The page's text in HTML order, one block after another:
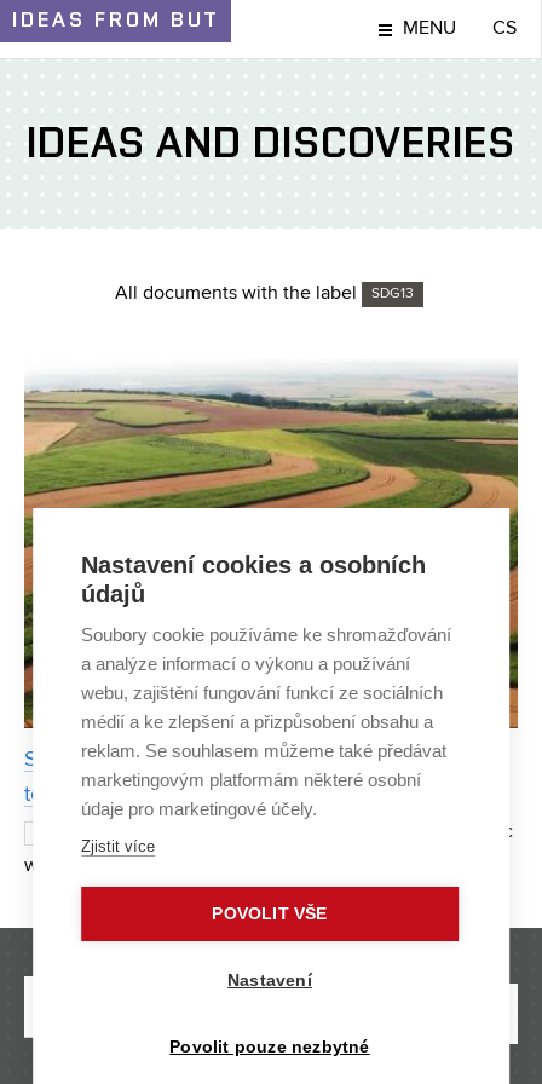
IDEAS FROM BUT MENU CS
IDEAS AND DISCOVERIES
All documents with the label SDG13
Soil erosion will be prevented by strip crop rotation
technology
Torrential rains in the Czech Republic
wash away more than 21 million tons of topsoil every year,
which ends up in waterways, ditches or water reservoirs.
Belt crop rotation technology can offer a sol
Nastavení cookies a osobních
údajů
Soubory cookie používáme ke shromažďování
a analýze informací o výkonu a používání
webu, zajištění fungování funkcí ze sociálních
médií a ke zlepšení a přizpůsobení obsahu a
reklam. Se souhlasem můžeme také předávat
marketingovým platformám některé osobní
údaje pro marketingové účely.
Zjistit více
POVOLIT VŠE
Nastavení
Povolit pouze nezbytné